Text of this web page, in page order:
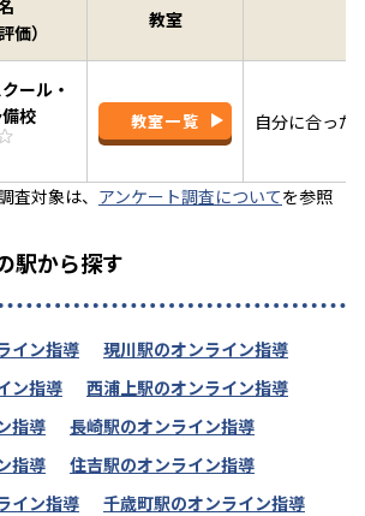
価）
教室
ール・
校
教室一覧 自分に合った
対象は、 アンケート調査についてを参照
駅から探す
イン指導
現川駅のオンライン指導
ン指導
西浦上駅のオンライン指導
指導
長崎駅のオンライン指導
指導
住吉駅のオンライン指導
イン指導
千歳町駅のオンライン指導